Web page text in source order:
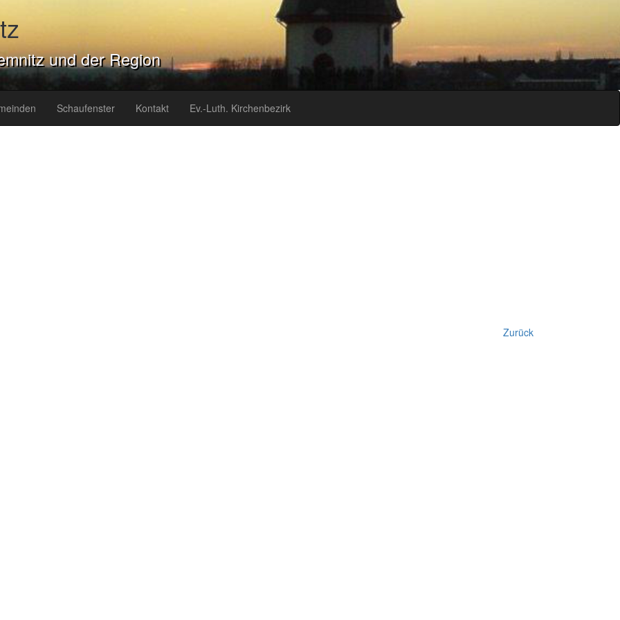
und der Region
Schaufenster Kontakt Ev.-Luth. Kirchenbezirk
Zurück